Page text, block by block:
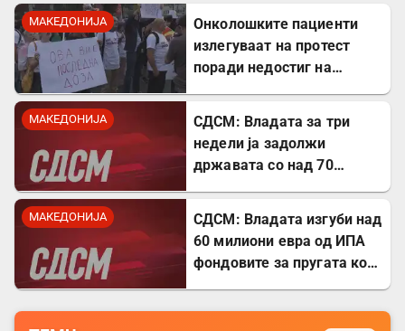
МАКЕДОНИЈА
Онколошките пациенти
излегуваат на протест
поради недостиг на
МАКЕДОНИЈА
СДСМ: Владата за три
недели ја задолжи
државата со над 70
МАКЕДОНИЈА
СДСМ: Владата изгуби над
60 милиони евра од ИПА
фондовите за пругата кон